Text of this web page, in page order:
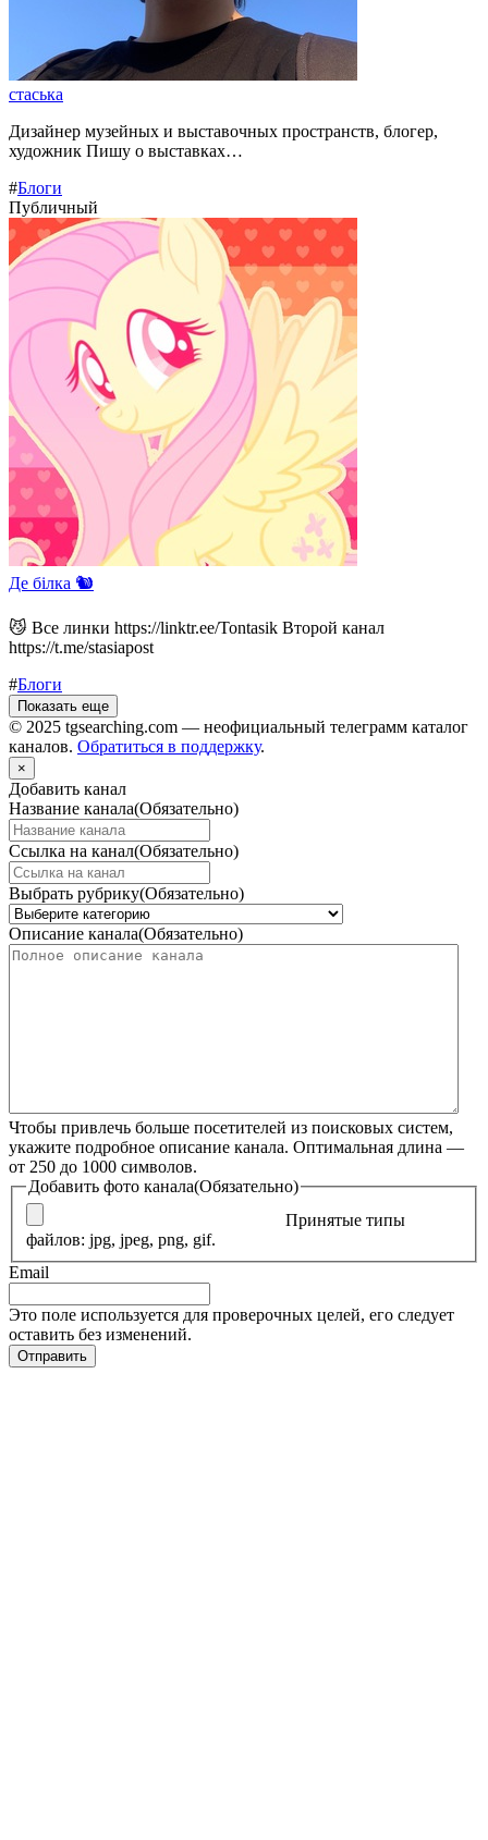
стаська
Дизайнер музейных и выставочных пространств, блогер,
художник Пишу о выставках…
#Блоги
Публичный
Де білка 🐿️
😼 Все линки https://linktr.ee/Tontasik Второй канал
https://t.me/stasiapost
#Блоги
Показать еще
© 2025 tgsearching.com — неофициальный телеграмм каталог
каналов. Обратиться в поддержку.
×
Добавить канал
Название канала(Обязательно)
Ссылка на канал(Обязательно)
Выбрать рубрику(Обязательно)
Описание канала(Обязательно)
Чтобы привлечь больше посетителей из поисковых систем,
укажите подробное описание канала. Оптимальная длина —
от 250 до 1000 символов.
Добавить фото канала(Обязательно)
Принятые типы
файлов: jpg, jpeg, png, gif.
Email
Это поле используется для проверочных целей, его следует
оставить без изменений.